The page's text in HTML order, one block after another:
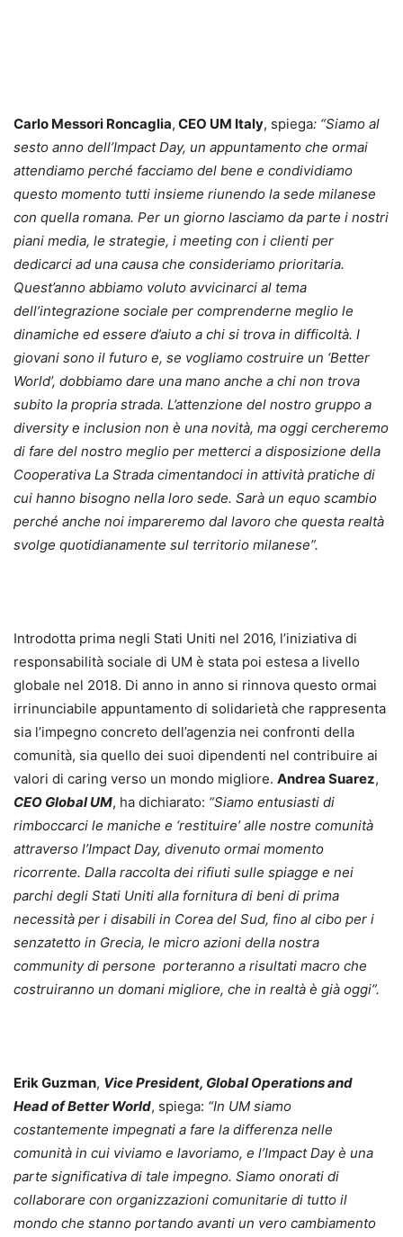
Carlo Messori Roncaglia, CEO UM Italy, spiega: “Siamo al
sesto anno dell’Impact Day, un appuntamento che ormai
attendiamo perché facciamo del bene e condividiamo
questo momento tutti insieme riunendo la sede milanese
con quella romana. Per un giorno lasciamo da parte i nostri
piani media, le strategie, i meeting con i clienti per
dedicarci ad una causa che consideriamo prioritaria.
Quest’anno abbiamo voluto avvicinarci al tema
dell’integrazione sociale per comprenderne meglio le
dinamiche ed essere d’aiuto a chi si trova in difficoltà. I
giovani sono il futuro e, se vogliamo costruire un ‘Better
World’, dobbiamo dare una mano anche a chi non trova
subito la propria strada. L’attenzione del nostro gruppo a
diversity e inclusion non è una novità, ma oggi cercheremo
di fare del nostro meglio per metterci a disposizione della
Cooperativa La Strada cimentandoci in attività pratiche di
cui hanno bisogno nella loro sede. Sarà un equo scambio
perché anche noi impareremo dal lavoro che questa realtà
svolge quotidianamente sul territorio milanese”.
Introdotta prima negli Stati Uniti nel 2016, l’iniziativa di
responsabilità sociale di UM è stata poi estesa a livello
globale nel 2018. Di anno in anno si rinnova questo ormai
irrinunciabile appuntamento di solidarietà che rappresenta
sia l’impegno concreto dell’agenzia nei confronti della
comunità, sia quello dei suoi dipendenti nel contribuire ai
valori di caring verso un mondo migliore. Andrea Suarez,
CEO Global UM, ha dichiarato: “Siamo entusiasti di
rimboccarci le maniche e ‘restituire’ alle nostre comunità
attraverso l’Impact Day, divenuto ormai momento
ricorrente. Dalla raccolta dei rifiuti sulle spiagge e nei
parchi degli Stati Uniti alla fornitura di beni di prima
necessità per i disabili in Corea del Sud, fino al cibo per i
senzatetto in Grecia, le micro azioni della nostra
community di persone porteranno a risultati macro che
costruiranno un domani migliore, che in realtà è già oggi”.
Erik Guzman, Vice President, Global Operations and
Head of Better World, spiega: “In UM siamo
costantemente impegnati a fare la differenza nelle
comunità in cui viviamo e lavoriamo, e l’Impact Day è una
parte significativa di tale impegno. Siamo onorati di
collaborare con organizzazioni comunitarie di tutto il
mondo che stanno portando avanti un vero cambiamento